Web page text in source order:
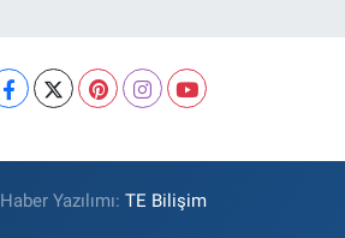
Haber Yazılımı:TE Bilişim